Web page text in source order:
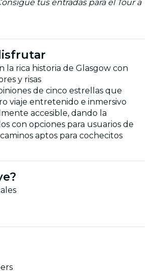
tus entradas para el Tour a
la rica historia de Glasgow con
y risas
de cinco estrellas que
viaje entretenido e inmersivo
accesible, dando la
con opciones para usuarios de
aptos para cochecitos